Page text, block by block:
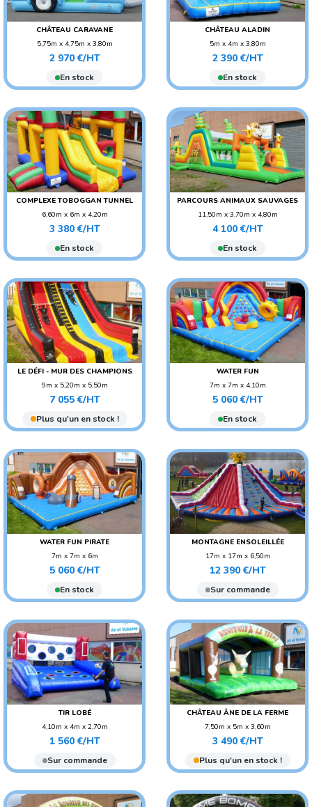
CHÂTEAU CARAVANE
5,75m x 4,75m x 3,80m
POIDS : 180 KG
AGE CONSEILLÉ : ENFANT
Prix
2 970 €/HT
En stock
CHÂTEAU ALADIN
5m x 4m x 3,80m
POIDS : 100 KG
AGE CONSEILLÉ : ENFANT
Prix
2 390 €/HT
En stock
COMPLEXE TOBOGGAN TUNNEL
6,60m x 6m x 4,20m
POIDS : 180 KG
AGE CONSEILLÉ : ENFANT
Prix
3 380 €/HT
En stock
PARCOURS ANIMAUX SAUVAGES
11,50m x 3,70m x 4,80m
POIDS : 250 KG
AGE CONSEILLÉ : ENFANT
AGE CONSEILLÉ :
Prix
4 100 €/HT
En stock
LE DÉFI - MUR DES CHAMPIONS
9m x 5,20m x 5,50m
POIDS : 340 KG
AGE CONSEILLÉ :
ADO/ADULTE
Prix
7 055 €/HT
Plus qu'un en stock !
WATER FUN
7m x 7m x 4,10m
POIDS : 200 KG
AGE CONSEILLÉ : ENFANT
Prix
5 060 €/HT
En stock
WATER FUN PIRATE
7m x 7m x 6m
POIDS : 200 KG
AGE CONSEILLÉ : ENFANT
Prix
5 060 €/HT
En stock
MONTAGNE ENSOLEILLÉE
17m x 17m x 6,50m
POIDS : 1160 KG
AGE CONSEILLÉ : ENFANT
Prix
12 390 €/HT
Sur commande
TIR LOBÉ
4,10m x 4m x 2,70m
POIDS : 80 KG
AGE CONSEILLÉ : ENFANT
AGE CONSEILLÉ :
Prix
1 560 €/HT
Sur commande
CHÂTEAU ÂNE DE LA FERME
7,50m x 5m x 3,60m
POIDS : 180 KG
AGE CONSEILLÉ : ENFANT
Prix
3 490 €/HT
Plus qu'un en stock !